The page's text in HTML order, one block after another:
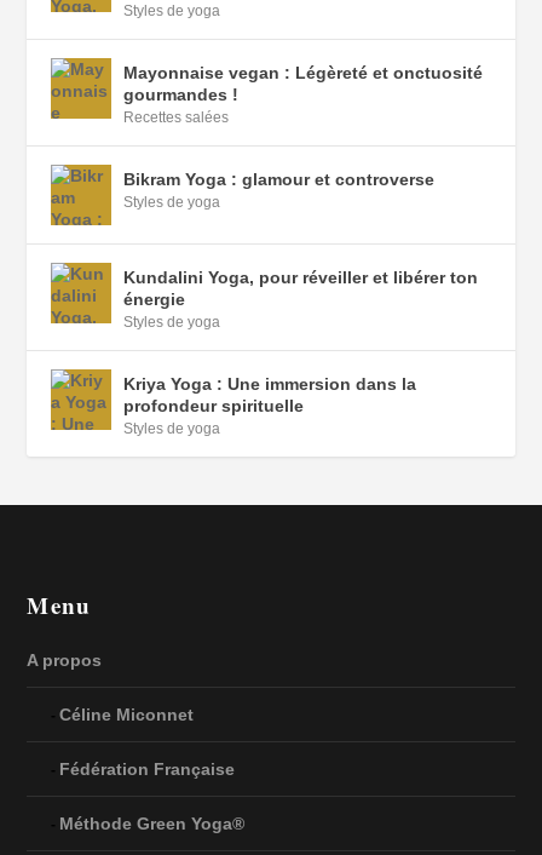
Styles de yoga
Mayonnaise vegan : Légèreté et onctuosité
gourmandes !
Recettes salées
Bikram Yoga : glamour et controverse
Styles de yoga
Kundalini Yoga, pour réveiller et libérer ton
énergie
Styles de yoga
Kriya Yoga : Une immersion dans la
profondeur spirituelle
Styles de yoga
Menu
A propos
Céline Miconnet
Fédération Française
Méthode Green Yoga®